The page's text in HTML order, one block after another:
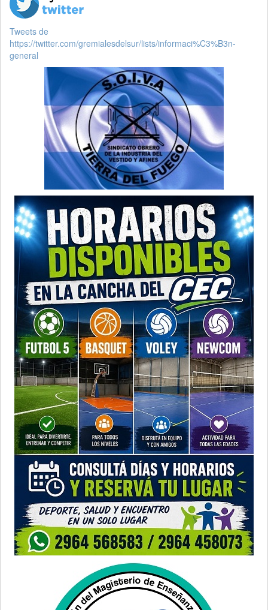
Tweets de
https://twitter.com/gremialesdelsur/lists/informaci%C3%B3n-
general